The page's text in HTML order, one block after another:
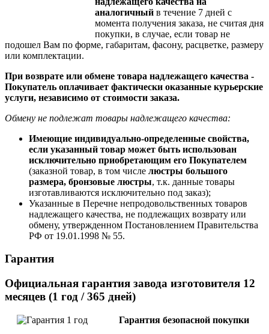
аналогичный в течение 7 дней с
момента получения заказа, не считая дня
покупки, в случае, если товар не
подошел Вам по форме, габаритам, фасону, расцветке, размеру
или комплектации.
При возврате или обмене товара надлежащего качества -
Покупатель оплачивает фактически оказанные курьерские
услуги, независимо от стоимости заказа.
Обмену не подлежат товары надлежащего качества:
Имеющие индивидуально-определенные свойства,
если указанный товар может быть использован
исключительно приобретающим его Покупателем
(заказной товар, в том числе люстры большого
размера, бронзовые люстры, т.к. данные товары
изготавливаются исключительно под заказ);
Указанные в Перечне непродовольственных товаров
надлежащего качества, не подлежащих возврату или
обмену, утвержденном Постановлением Правительства
РФ от 19.01.1998 № 55.
Гарантия
Официальная гарантия завода изготовителя 12
месяцев (1 год / 365 дней)
Гарантия безопасной покупки